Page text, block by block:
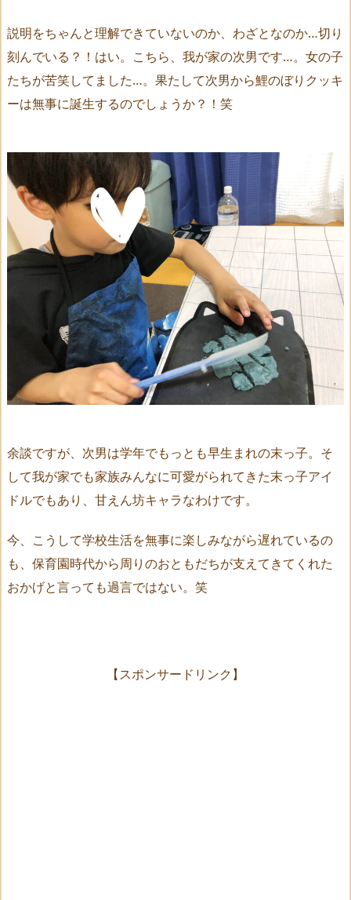
説明をちゃんと理解できていないのか、わざとなのか…切り
刻んでいる？！はい。こちら、我が家の次男です…。女の子
たちが苦笑してました…。果たして次男から鯉のぼりクッキ
ーは無事に誕生するのでしょうか？！笑
余談ですが、次男は学年でもっとも早生まれの末っ子。そ
して我が家でも家族みんなに可愛がられてきた末っ子アイ
ドルでもあり、甘えん坊キャラなわけです。
今、こうして学校生活を無事に楽しみながら遅れているの
も、保育園時代から周りのおともだちが支えてきてくれた
おかげと言っても過言ではない。笑
【スポンサードリンク】